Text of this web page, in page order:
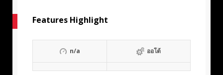
Features Highlight
n/a ออโต้